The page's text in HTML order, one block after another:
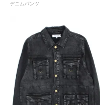
デニムパンツ